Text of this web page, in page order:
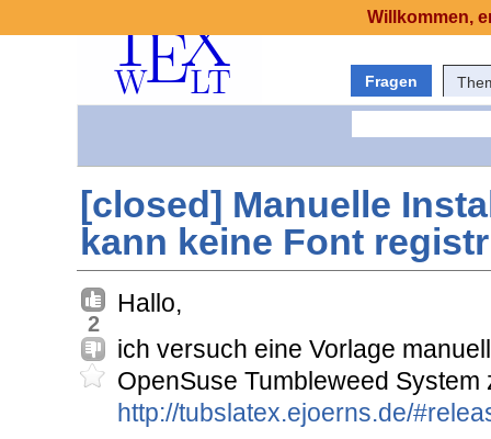
Fragen
[closed] Manuelle
kann keine Font
2
Hallo,
ich versuch eine Vorlage
OpenSuse Tumbleweed
http://tubslatex.ejoerns.de/
Willkommen,